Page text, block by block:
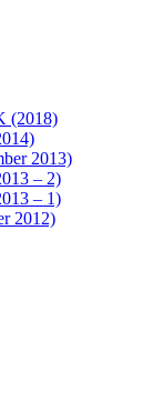
(2018)
2013)
– 2)
– 1)
2012)